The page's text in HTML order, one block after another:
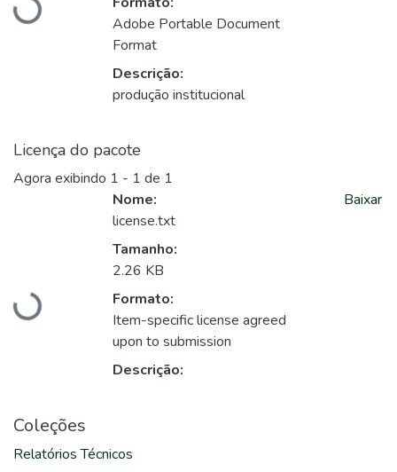
Adobe Portable Document
Format
Descrição:
produção institucional
Licença do pacote
Agora exibindo 1 - 1 de 1
Carregando...
Nome:
license.txt
Tamanho:
2.26 KB
Formato:
Item-specific license agreed
upon to submission
Descrição:
Baixar
Coleções
Relatórios Técnicos